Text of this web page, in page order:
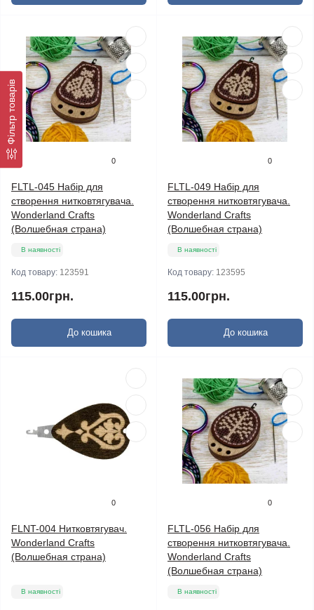
Фільтр товарів
0
FLTL-045 Набір для
створення нитковтягувача.
Wonderland Crafts
(Волшебная страна)
В наявності
Код товару: 123591
115.00грн.
До кошика
0
FLTL-049 Набір для
створення нитковтягувача.
Wonderland Crafts
(Волшебная страна)
В наявності
Код товару: 123595
115.00грн.
До кошика
0
FLNT-004 Нитковтягувач.
Wonderland Crafts
(Волшебная страна)
В наявності
0
FLTL-056 Набір для
створення нитковтягувача.
Wonderland Crafts
(Волшебная страна)
В наявності